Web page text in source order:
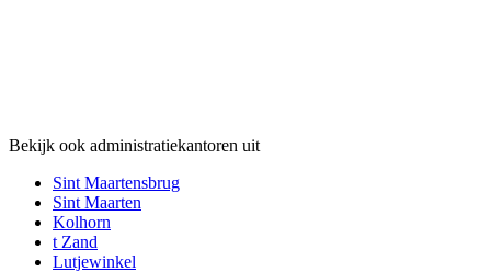
Bekijk ook administratiekantoren uit
Sint Maartensbrug
Sint Maarten
Kolhorn
t Zand
Lutjewinkel